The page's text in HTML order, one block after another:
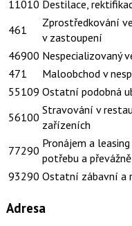
11010 Destilace,
461
Zprostředkování
v zastoupení
46900 Nespecializovaný
471
Maloobchod v
55109 Ostatní podobná
56100
Stravování v
zařízeních
77290
Pronájem a
potřebu a
93290 Ostatní zábavní a
Adresa